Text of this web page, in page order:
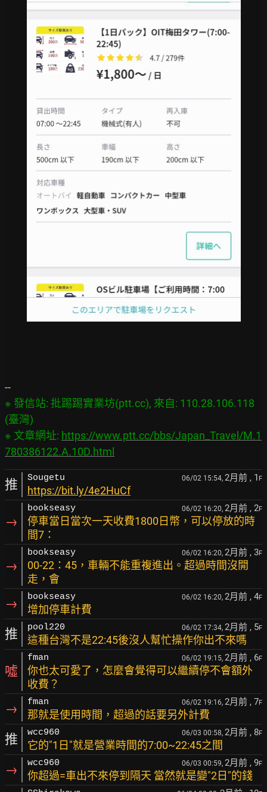
※ 發信站: 批踢踢實業坊(ptt.cc), 來自: 110.28.106.118
(臺灣)
※ 文章網址: https://www.ptt.cc/bbs/Japan_Travel/M.1
780386122.A.10D.html
推 Sougetu 06/02 15:54, 2月前 , 1 F
https://bit.ly/4e2HuCf
→
bookseasy 06/02 16:20, 2月前 , 2F
停車當日當次一天收費1800日幣，可以停放的時
間7：
→
bookseasy 06/02 16:20, 2月前 , 3F
00-22：45，車輛不能重複進出。超過時間沒開
走，會
→ bookseasy 06/02 16:20, 2月前 , 4F
增加停車計費
推 pool220 06/02 17:34, 2月前 , 5F
這種台灣不是22:45後沒人幫忙操作你出不來嗎
噓
fman 06/02 19:15, 2月前 , 6F
你也太可愛了，怎麼會覺得可以繼續停不會額外
收費？
→ fman 06/02 19:16, 2月前 , 7F
那就是使用時間，超過的話要另外計費
推 wcc960 06/03 00:58, 2月前 , 8F
它的"1日"就是營業時間的7:00~22:45之間
→ wcc960 06/03 00:59, 2月前 , 9F
你超過=車出不來停到隔天 當然就是變"2日"的錢